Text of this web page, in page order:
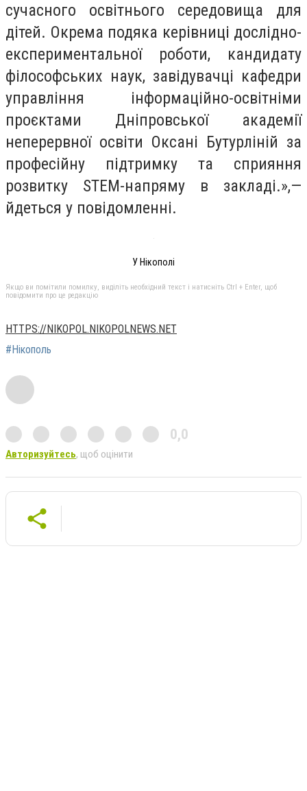
сучасного освітнього середовища для
дітей. Окрема подяка керівниці дослідно-
експериментальної роботи, кандидату
філософських наук, завідувачці кафедри
управління інформаційно-освітніми
проєктами Дніпровської академії
неперервної освіти Оксані Бутурліній за
професійну підтримку та сприяння
розвитку STEM-напряму в закладі.»,—
йдеться у повідомленні.
У Нікополі
Якщо ви помітили помилку, виділіть необхідний текст і натисніть Ctrl + Enter, щоб
повідомити про це редакцію
HTTPS://NIKOPOL.NIKOPOLNEWS.NET
#Нікополь
0,0
Авторизуйтесь, щоб оцінити